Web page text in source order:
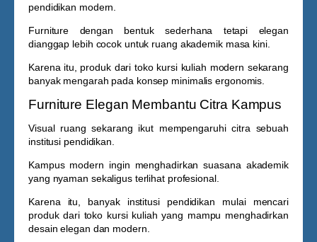
pendidikan modern.
Furniture dengan bentuk sederhana tetapi elegan
dianggap lebih cocok untuk ruang akademik masa kini.
Karena itu, produk dari toko kursi kuliah modern sekarang
banyak mengarah pada konsep minimalis ergonomis.
Furniture Elegan Membantu Citra Kampus
Visual ruang sekarang ikut mempengaruhi citra sebuah
institusi pendidikan.
Kampus modern ingin menghadirkan suasana akademik
yang nyaman sekaligus terlihat profesional.
Karena itu, banyak institusi pendidikan mulai mencari
produk dari toko kursi kuliah yang mampu menghadirkan
desain elegan dan modern.